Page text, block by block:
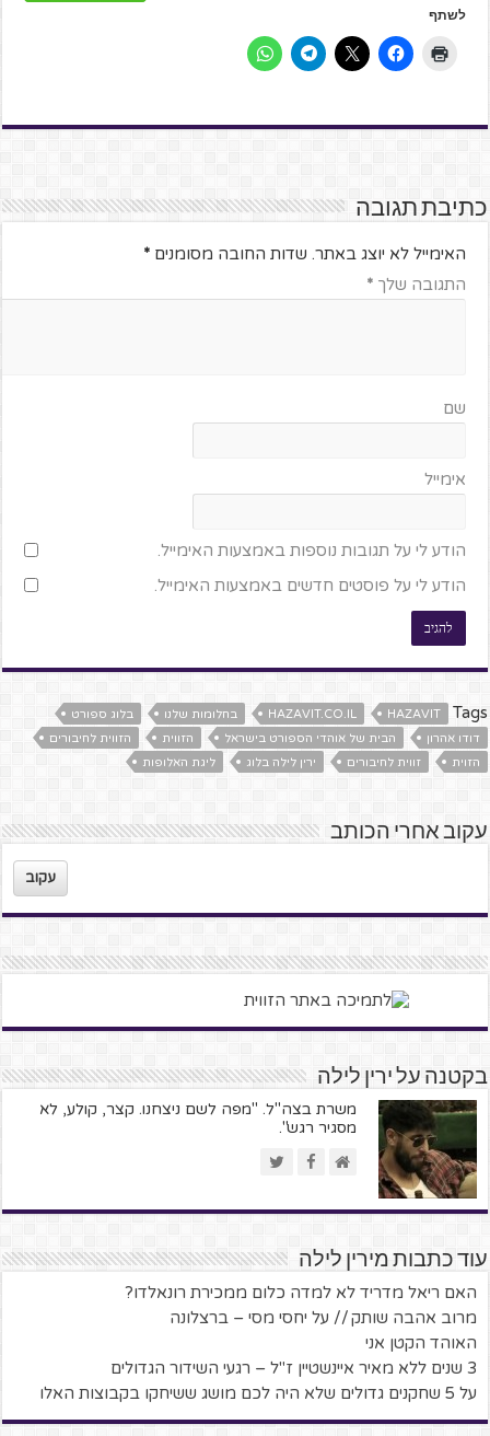
לשתף
כתיבת תגובה
האימייל לא יוצג באתר. שדות החובה מסומנים*
התגובה שלך*
שם
אימייל
הודע לי על תגובות נוספות באמצעות האימייל.
הודע לי על פוסטים חדשים באמצעות האימייל.
Tags
HAZAVIT
HAZAVIT.CO.IL בחלומות שלנו
בלוג ספורט
דודו אהרון
הבית של אוהדי הספורט בישראל הזווית
הזווית לחיבורים
הזוית
זווית לחיבורים ירין לילה בלוג ליגת האלופות
עקוב אחרי הכותב
עקוב
בקטנה על ירין לילה
משרת בצה''ל. "מפה לשם ניצחנו. קצר, קולע, לא
מסגיר רגש".
עוד כתבות מירין לילה
האם ריאל מדריד לא למדה כלום ממכירת רונאלדו?
מרוב אהבה שותק // על יחסי מסי – ברצלונה
האוהד הקטן אני
3 שנים ללא מאיר איינשטיין ז"ל – רגעי השידור הגדולים
על 5 שחקנים גדולים שלא היה לכם מושג ששיחקו בקבוצות האלו